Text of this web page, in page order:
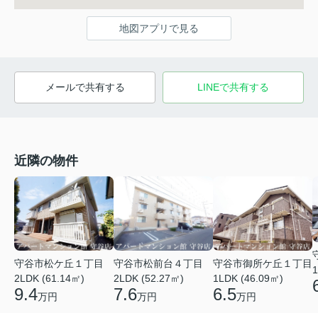
地図アプリで見る
メールで共有する LINEで共有する
近隣の物件
守谷市松ケ丘１丁目
2LDK (61.14㎡)
9.4万円
守谷市松前台４丁目
2LDK (52.27㎡)
7.6万円
守谷市御所ケ丘１丁目
1LDK (46.09㎡)
6.5万円